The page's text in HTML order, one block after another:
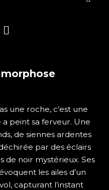
une roche, c’est une
peint sa ferveur. Une
de siennes ardentes
par des éclairs
de noir mystérieux. Ses
les ailes d’un
capturant l’instant